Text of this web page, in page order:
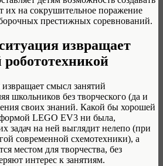
их на сокрушительное поражение
престижных соревнований.
извращает
смысл занятий
школьников без творческого (да и
своих знаний. Какой бы хорошей
LEGO EV3 ни была,
задач на ней выглядит нелепо (при
современной схемотехники), а
местом для творчества, без
интерес к занятиям.